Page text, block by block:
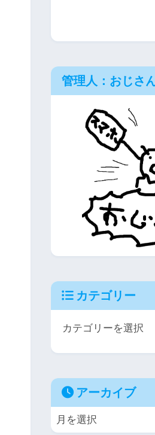
管理人：おじさ
カテゴリー
アーカイブ